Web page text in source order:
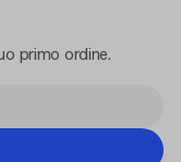
primo ordine.